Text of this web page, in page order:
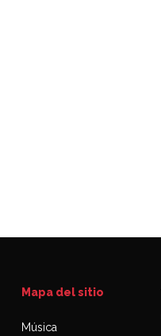
Mapa del sitio
Música